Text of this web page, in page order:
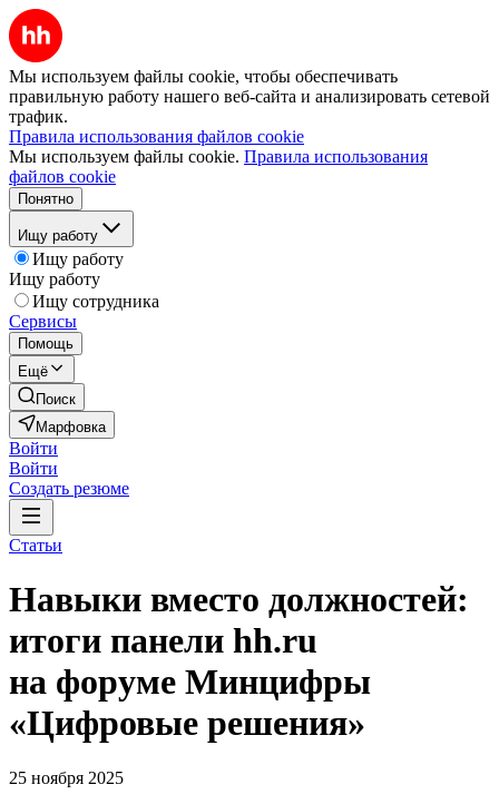
Мы используем файлы cookie, чтобы обеспечивать
правильную работу нашего веб-сайта и анализировать сетевой
трафик.
Правила использования файлов cookie
Мы используем файлы cookie. Правила использования
файлов cookie
Понятно
Ищу работу
Ищу работу
Ищу работу
Ищу сотрудника
Сервисы
Помощь
Ещё
Поиск
Марфовка
Войти
Войти
Создать резюме
Статьи
Навыки вместо должностей:
итоги панели hh.ru
на форуме Минцифры
«Цифровые решения»
25 ноября 2025